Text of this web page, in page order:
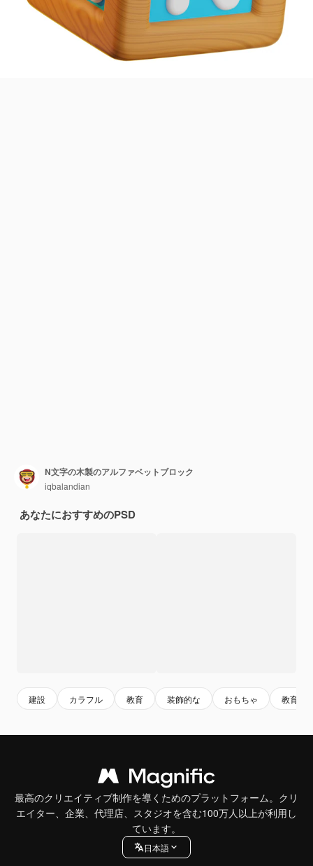
N文字の木製のアルファベットブロック
iqbalandian
あなたにおすすめのPSD
建設 カラフル 教育 装飾的な おもちゃ 教育す
最高のクリエイティブ制作を導くためのプラットフォーム。クリ
エイター、企業、代理店、スタジオを含む100万人以上が利用し
ています。
日本語